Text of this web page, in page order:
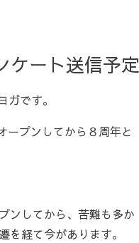
ケート送信予定
です。
ープンしてから８周年と
ンしてから、苦難も多か
を経て今があります。